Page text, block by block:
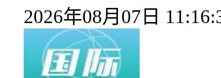
2026年08月07日